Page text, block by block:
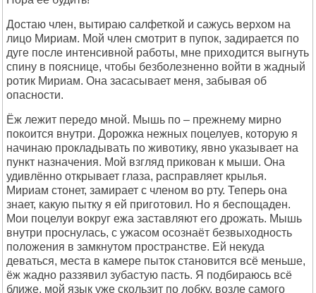
Достаю член, вытираю салфеткой и сажусь верхом на
лицо Мириам. Мой член смотрит в пупок, задирается по
дуге после интенсивной работы, мне приходится выгнуть
спину в пояснице, чтобы безболезненно войти в жадный
ротик Мириам. Она засасывает меня, забывая об
опасности.
Ёж лежит передо мной. Мышь по – прежнему мирно
покоится внутри. Дорожка нежных поцелуев, которую я
начинаю прокладывать по животику, явно указывает на
пункт назначения. Мой взгляд прикован к мыши. Она
удивлённо открывает глаза, расправляет крылья.
Мириам стонет, замирает с членом во рту. Теперь она
знает, какую пытку я ей приготовил. Но я беспощаден.
Мои поцелуи вокруг ежа заставляют его дрожать. Мышь
внутри проснулась, с ужасом осознаёт безвыходность
положения в замкнутом пространстве. Ей некуда
деваться, места в камере пыток становится всё меньше,
ёж жадно раззявил зубастую пасть. Я подбираюсь всё
ближе, мой язык уже скользит по лобку, возле самого